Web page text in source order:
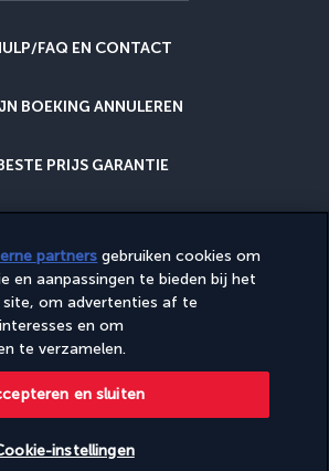
FAQ EN CONTACT
BOEKING ANNULEREN
PRIJS GARANTIE
BIJ ONS BOEKEN?
met de beste prijs garantie in
Airlines. De verkopen worden gerealiseerd
door PerfectStay.com
partners gebruiken cookies om
en aanpassingen te bieden bij het
site, om advertenties af te
en om
te verzamelen.
instellingen
en sluiten